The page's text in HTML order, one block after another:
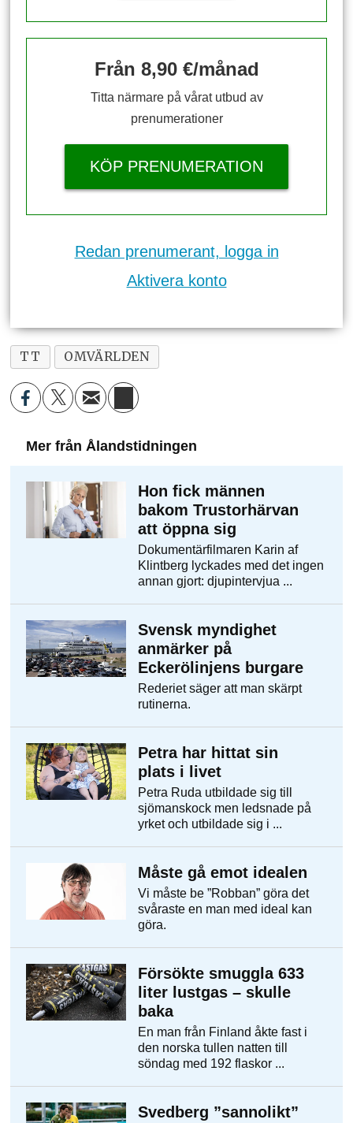
Från 8,90 €/månad
Titta närmare på vårat utbud av
prenumerationer
KÖP PRENUMERATION
Redan prenumerant, logga in
Aktivera konto
TT OMVÄRLDEN